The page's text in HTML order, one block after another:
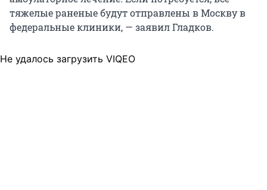
тяжелые раненые будут отправлены в Москву в
федеральные клиники, — заявил Гладков.
Не удалось загрузить VIQEO